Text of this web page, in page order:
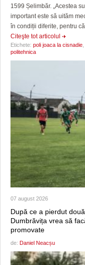
1599 Șelimbăr. „Acestea
important este să uităm
în condiții diferite, pentru
Citeşte tot articolul
Etichete: poli joaca la cisnadie
politehnica
07 august 2026
După ce a pierdut
Dumbrăvița vrea să
promovate
de: Daniel Neacșu